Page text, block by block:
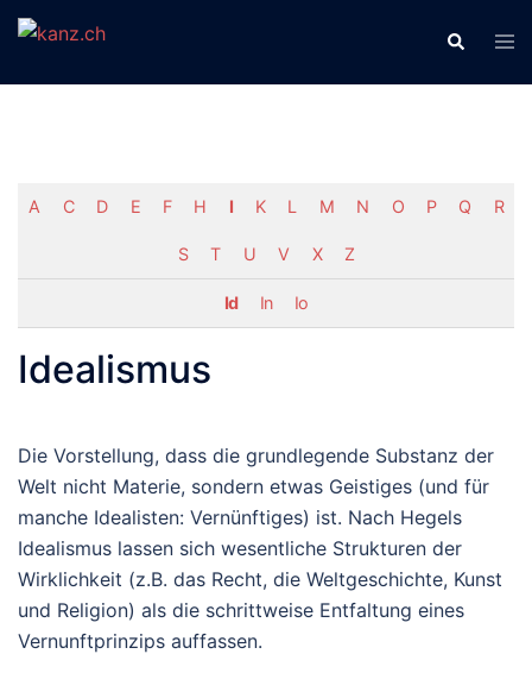
Zum
Inhalt
Suche
A C D E F H I K L M N O P Q R
S T U V X Z
Id In Io
Idealismus
Die Vorstellung, dass die grundlegende Substanz der
Welt nicht Materie, sondern etwas Geistiges (und für
manche Idealisten: Vernünftiges) ist. Nach Hegels
Idealismus lassen sich wesentliche Strukturen der
Wirklichkeit (z.B. das Recht, die Weltgeschichte, Kunst
und Religion) als die schrittweise Entfaltung eines
Vernunftprinzips auffassen.